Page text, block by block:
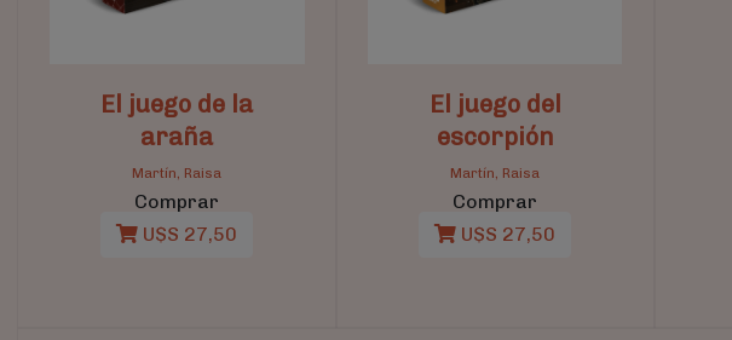
El juego de la
araña
Martín, Raisa
Comprar
U$S 27,50
El juego del
escorpión
Martín, Raisa
Comprar
U$S 27,50